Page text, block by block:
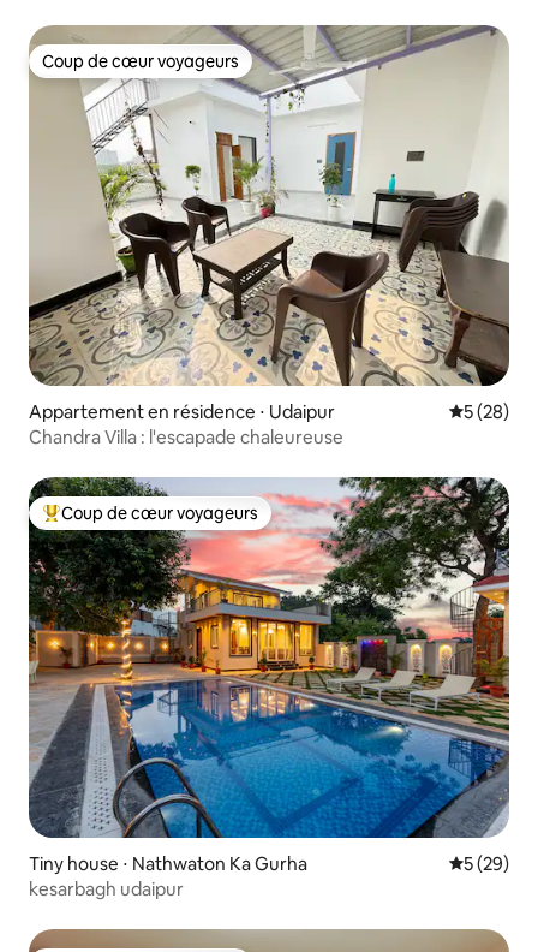
Coup de cœur voyageurs
Coup de cœur voyageurs
Appartement en résidence ⋅ Udaipur
5 (28)
Chandra Villa : l'escapade chaleureuse
Coups de cœur voyageurs les plus appréciés
Coup de cœur voyageurs
Tiny house ⋅ Nathwaton Ka Gurha
5 (29)
kesarbagh udaipur